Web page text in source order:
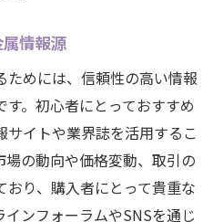
情報源
めには、信頼性の高い情報
。初心者にとっておすすめ
イトや業界誌を活用するこ
場の動向や価格変動、取引の
おり、購入者にとって貴重な
ンフォーラムやSNSを通じ